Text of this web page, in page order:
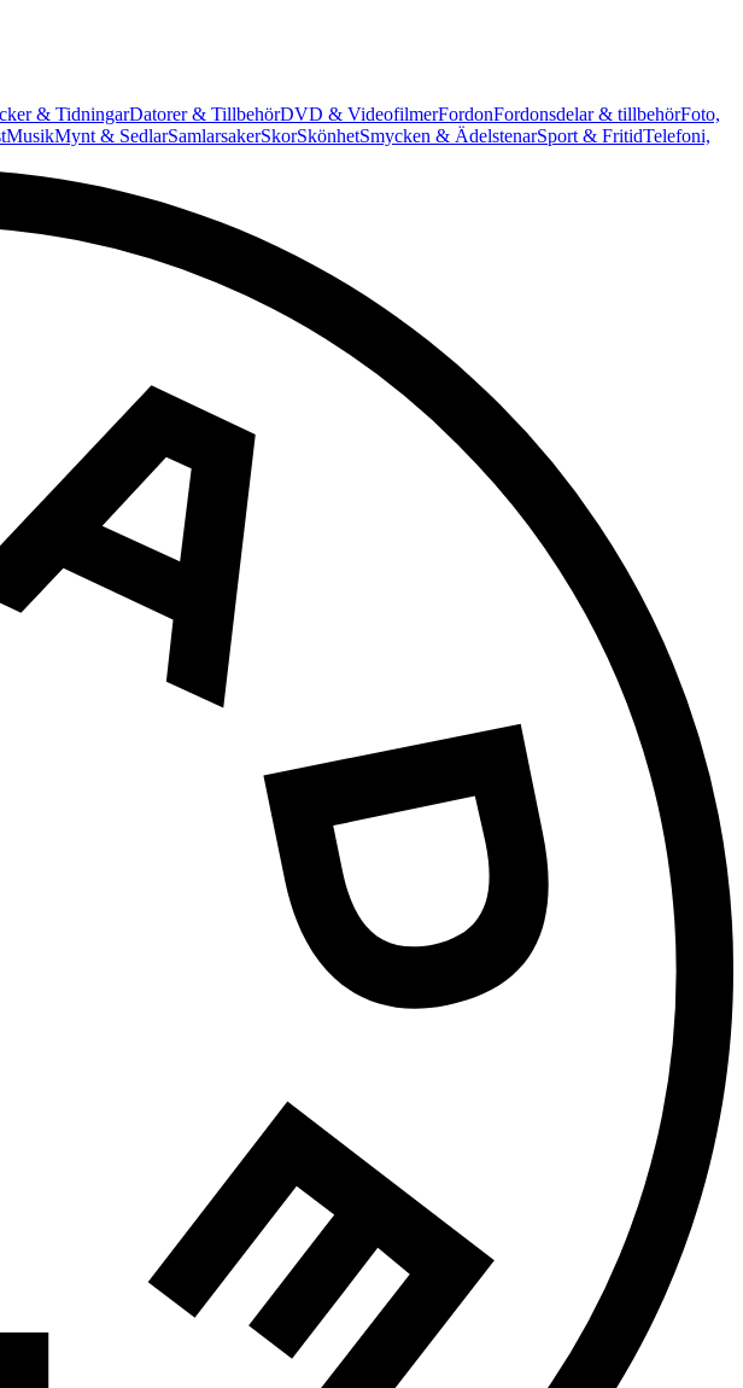
& TidningarDatorer & TillbehörDVD & VideofilmerFordonFordonsdelar & tillbehörFoto,
MusikMynt & SedlarSamlarsakerSkorSkönhetSmycken & ÄdelstenarSport & FritidTelefoni,